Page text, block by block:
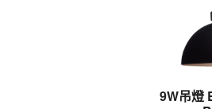
9W吊燈